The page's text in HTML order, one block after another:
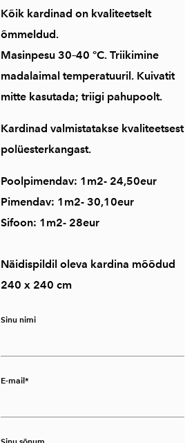
Kõik kardinad on kvaliteetselt
õmmeldud.
Masinpesu 30–40 °C. Triikimine
madalaimal temperatuuril. Kuivatit
mitte kasutada; triigi pahupoolt.
Kardinad valmistatakse kvaliteetsest
polüesterkangast.
Poolpimendav: 1m2- 24,50eur
Pimendav: 1m2- 30,10eur
Sifoon: 1m2- 28eur
Näidispildil oleva kardina mõõdud
240 x 240 cm
Sinu nimi
E-mail